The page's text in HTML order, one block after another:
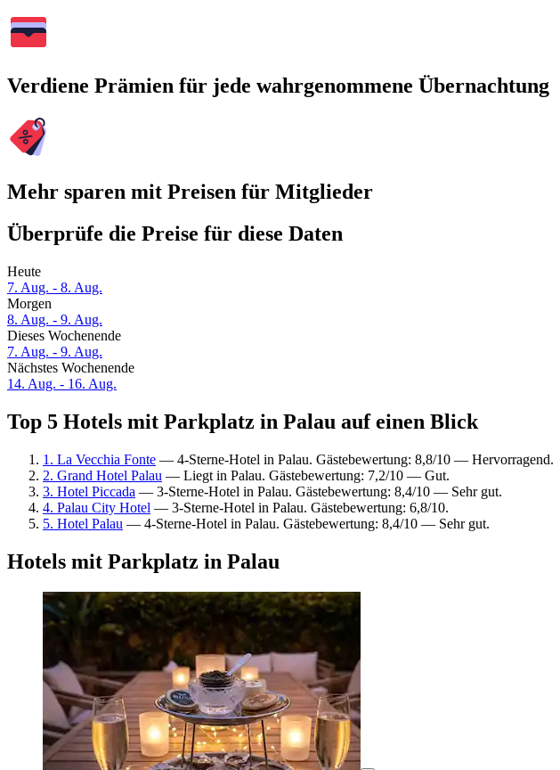
Verdiene Prämien für jede wahrgenommene Übernachtung
Mehr sparen mit Preisen für Mitglieder
Überprüfe die Preise für diese Daten
Heute
7. Aug. - 8. Aug.
Morgen
8. Aug. - 9. Aug.
Dieses Wochenende
7. Aug. - 9. Aug.
Nächstes Wochenende
14. Aug. - 16. Aug.
Top 5 Hotels mit Parkplatz in Palau auf einen Blick
1. La Vecchia Fonte — 4-Sterne-Hotel in Palau. Gästebewertung: 8,8/10 — Hervorragend.
2. Grand Hotel Palau — Liegt in Palau. Gästebewertung: 7,2/10 — Gut.
3. Hotel Piccada — 3-Sterne-Hotel in Palau. Gästebewertung: 8,4/10 — Sehr gut.
4. Palau City Hotel — 3-Sterne-Hotel in Palau. Gästebewertung: 6,8/10.
5. Hotel Palau — 4-Sterne-Hotel in Palau. Gästebewertung: 8,4/10 — Sehr gut.
Hotels mit Parkplatz in Palau